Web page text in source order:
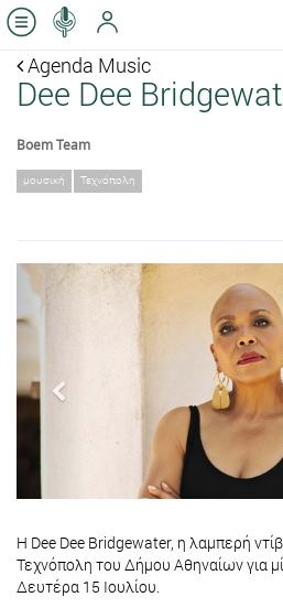
Agenda Music
Dee Dee
Boem Team
μουσική Τεχνόπολη
Previous
H Dee Dee Bridgewater, η λαμπερή
Τεχνόπολη του Δήμου Αθηναίων για
Δευτέρα 15 Ιουλίου.